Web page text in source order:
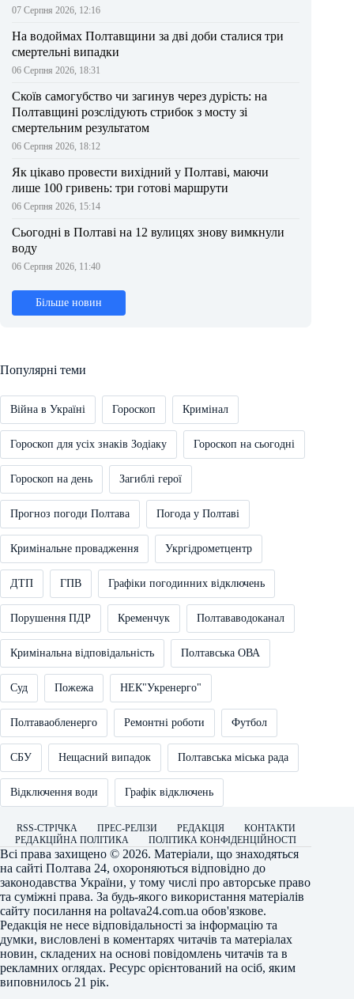
07 Серпня 2026, 12:16
На водоймах Полтавщини за дві доби сталися три
смертельні випадки
06 Серпня 2026, 18:31
Скоїв самогубство чи загинув через дурість: на
Полтавщині розслідують стрибок з мосту зі
смертельним результатом
06 Серпня 2026, 18:12
Як цікаво провести вихідний у Полтаві, маючи
лише 100 гривень: три готові маршрути
06 Серпня 2026, 15:14
Сьогодні в Полтаві на 12 вулицях знову вимкнули
воду
06 Серпня 2026, 11:40
Більше новин
Популярні теми
Війна в Україні Гороскоп Кримінал
Гороскоп для усіх знаків Зодіаку Гороскоп на сьогодні
Гороскоп на день Загиблі герої
Прогноз погоди Полтава Погода у Полтаві
Кримінальне провадження Укргідрометцентр
ДТП ГПВ Графіки погодинних відключень
Порушення ПДР Кременчук Полтававодоканал
Кримінальна відповідальність Полтавська ОВА
Суд Пожежа НЕК"Укренерго"
Полтаваобленерго Ремонтні роботи Футбол
СБУ Нещасний випадок Полтавська міська рада
Відключення води Графік відключень
RSS-СТРІЧКА ПРЕС-РЕЛІЗИ РЕДАКЦІЯ
КОНТАКТИ
РЕДАКЦІЙНА ПОЛІТИКА
ПОЛІТИКА КОНФІДЕНЦІЙНОСТІ
Всі права захищено © 2026. Матеріали, що знаходяться
на сайті Полтава 24, охороняються відповідно до
законодавства України, у тому числі про авторське право
та суміжні права. За будь-якого використання матеріалів
сайту посилання на poltava24.com.ua обов'язкове.
Редакція не несе відповідальності за інформацію та
думки, висловлені в коментарях читачів та матеріалах
новин, складених на основі повідомлень читачів та в
рекламних оглядах. Ресурс орієнтований на осіб, яким
виповнилось 21 рік.